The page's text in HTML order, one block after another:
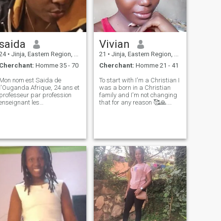
saida
• Jinja, Eastern Region, Ouganda
Cherchant: Homme 35 - 70
Mon nom est Saida de
l'Ouganda Afrique, 24 ans et
professeur par profession
les
beaucoup mieux surtout
une personne
Je ne suis
pas ici pour le plaisir ou
perdre du temps parce que
j'ai la vision et la cible
d'obtenir mon meilleur ami,
mari, amour et beau roi
indépendamment de la
couleur pays, âge et statut
financier parce que le vrai
Vivian
21 • Jinja, Eastern Region, Ouganda
Cherchant: Homme 21 - 41
To start with I'm a Christian I
was a born in a Christian
family and I'm not changing
that for any reason 🥰🙏.
lead to